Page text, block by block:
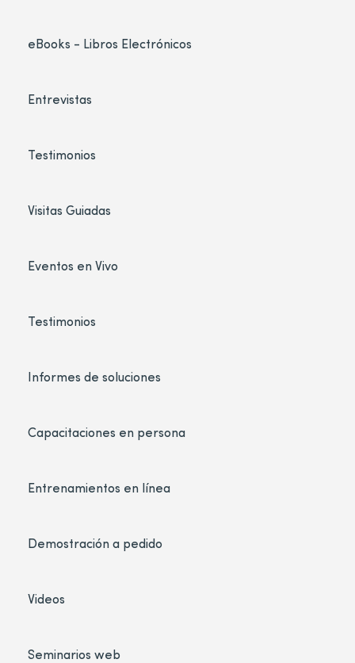
eBooks - Libros Electrónicos
Entrevistas
Testimonios
Visitas Guiadas
Eventos en Vivo
Testimonios
Informes de soluciones
Capacitaciones en persona
Entrenamientos en línea
Demostración a pedido
Videos
Seminarios web